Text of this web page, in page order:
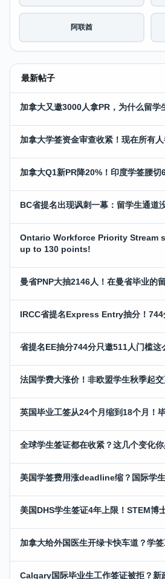
阿联酋
最新帖子
加拿大又邀3000人拿PR，为什么留学
加拿大学签资金审查收紧！现在所有
加拿大Q1新PR降20%！印度学签腰切
BC省提名出现讽刺一幕：留学生通道
Ontario Workforce Priority Stream
up to 130 points!
曼省PNP大抽2146人！在曼省毕业的
IRCC省提名Express Entry抽分！744
省提名EE抽分744分只邀511人门槛这
法国学费大涨价！非欧盟学生秋季起
英国毕业工签从24个月缩到18个月！
全球学生签证都在收紧？这几个变化
美国学签费用涨deadline缩？国际学
美国DHS学生签证4年上限！STEM博
加拿大给外国医生开绿卡快车道？学
Calgary国际毕业生工作签证被拒？新